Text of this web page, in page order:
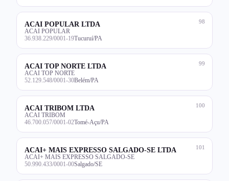
98
ACAI POPULAR LTDA
ACAI POPULAR
36.938.229/0001-19Tucuruí/PA
99
ACAI TOP NORTE LTDA
ACAI TOP NORTE
52.129.548/0001-30Belém/PA
100
ACAI TRIBOM LTDA
ACAI TRIBOM
46.700.057/0001-02Tomé-Açu/PA
101
ACAI+ MAIS EXPRESSO SALGADO-SE LTDA
ACAI+ MAIS EXPRESSO SALGADO-SE
50.990.433/0001-00Salgado/SE